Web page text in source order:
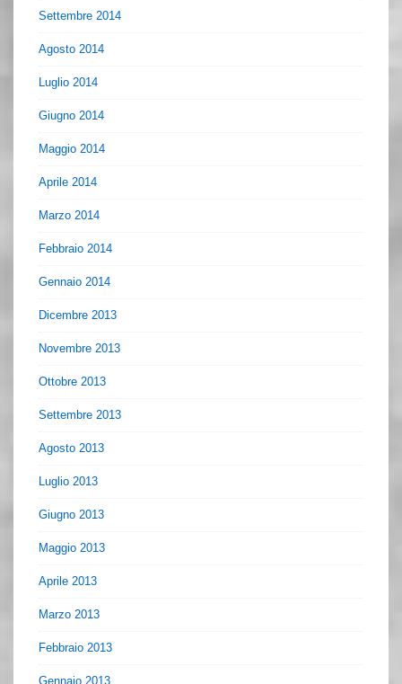
Settembre 2014
Agosto 2014
Luglio 2014
Giugno 2014
Maggio 2014
Aprile 2014
Marzo 2014
Febbraio 2014
Gennaio 2014
Dicembre 2013
Novembre 2013
Ottobre 2013
Settembre 2013
Agosto 2013
Luglio 2013
Giugno 2013
Maggio 2013
Aprile 2013
Marzo 2013
Febbraio 2013
Gennaio 2013